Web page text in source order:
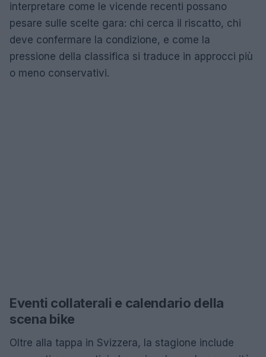
interpretare come le vicende recenti possano
pesare sulle scelte gara: chi cerca il riscatto, chi
deve confermare la condizione, e come la
pressione della classifica si traduce in approcci più
o meno conservativi.
Eventi collaterali e calendario della
scena bike
Oltre alla tappa in Svizzera, la stagione include